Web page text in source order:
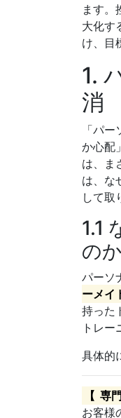
ます。
大化す
け、目
1.
消
「パ
か心配
は、ま
は、な
して取
1.1
のか
パーソ
ーメイ
持った
トレー
具体的
【 専
お客様